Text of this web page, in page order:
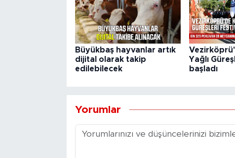
Büyükbaş hayvanlar artık
dijital olarak takip
edilebilecek
Yağlı
başladı
Yorumlar